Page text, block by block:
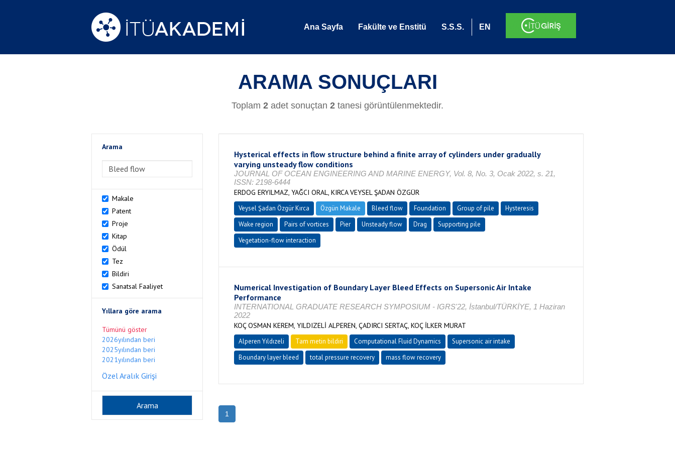
Ana Sayfa Fakülte ve Enstitü S.S.S. EN
ARAMA SONUÇLARI
Toplam 2 adet sonuçtan 2 tanesi görüntülenmektedir.
Arama
Makale
Patent
Proje
Kitap
Ödül
Tez
Bildiri
Sanatsal Faaliyet
Yıllara göre arama
Tümünü göster
2026yılından beri
2025yılından beri
2021yılından beri
Özel Aralık Girişi
Hysterical effects in flow structure behind a finite array of cylinders under gradually
varying unsteady flow conditions
JOURNAL OF OCEAN ENGINEERING AND MARINE ENERGY, Vol. 8, No. 3, Ocak 2022, s. 21,
ISSN: 2198-6444
ERDOG ERYILMAZ, YAĞCI ORAL, KIRCA VEYSEL ŞADAN ÖZGÜR
Veysel Şadan Özgür Kırca Özgün Makale Bleed flow Foundation Group of pile
Hysteresis
Wake region
Pairs of vortices Pier Unsteady flow Drag
Supporting pile
Vegetation-flow interaction
Numerical Investigation of Boundary Layer Bleed Effects on Supersonic Air Intake
Performance
INTERNATIONAL GRADUATE RESEARCH SYMPOSIUM - IGRS'22, İstanbul/TÜRKİYE, 1 Haziran
2022
KOÇ OSMAN KEREM, YILDIZELİ ALPEREN, ÇADIRCI SERTAÇ, KOÇ İLKER MURAT
Alperen Yıldızeli Tam metin bildiri Computational Fluid Dynamics
Supersonic air intake
Boundary layer bleed
total pressure recovery mass flow recovery
1